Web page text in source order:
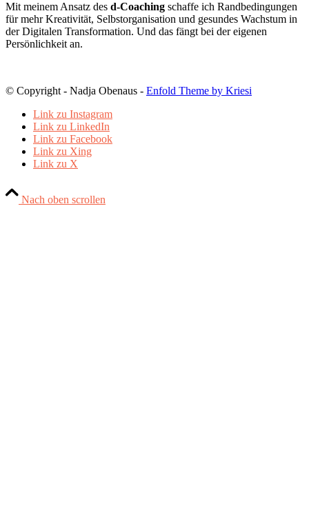
Mit meinem Ansatz des d-Coaching schaffe ich Randbedingungen
für mehr Kreativität, Selbstorganisation und gesundes Wachstum in
der Digitalen Transformation. Und das fängt bei der eigenen
Persönlichkeit an.
© Copyright - Nadja Obenaus - Enfold Theme by Kriesi
Link zu Instagram
Link zu LinkedIn
Link zu Facebook
Link zu Xing
Link zu X
Nach oben scrollen